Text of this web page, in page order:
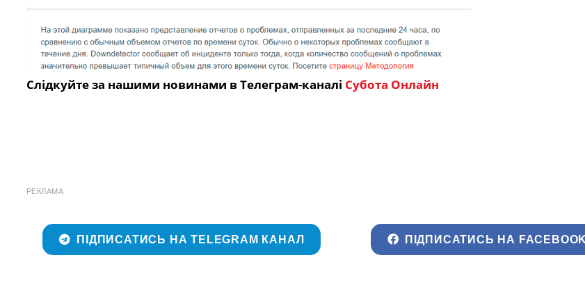
Слідкуйте за нашими новинами в Телеграм-каналі Субота Онлайн
РЕКЛАМА
ПІДПИСАТИСЬ НА TELEGRAM КАНАЛ ПІДПИСАТИСЬ НА